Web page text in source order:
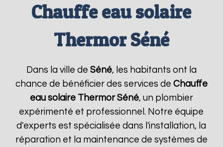
Chauffe eau solaire
Thermor Séné
Dans la ville de Séné, les habitants ont la
chance de bénéficier des services de Chauffe
eau solaire Thermor Séné, un plombier
expérimenté et professionnel. Notre équipe
d'experts est spécialisée dans l'installation, la
réparation et la maintenance de systèmes de